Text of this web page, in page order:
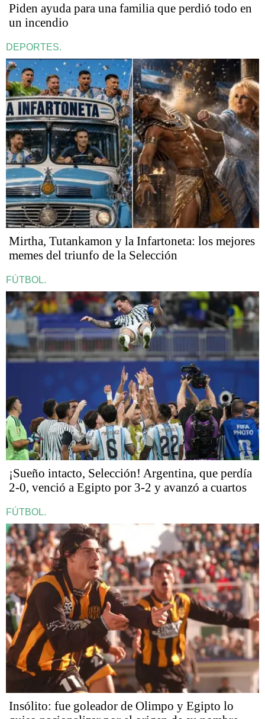
Piden ayuda para una familia que perdió todo en
un incendio
DEPORTES.
Mirtha, Tutankamon y la Infartoneta: los mejores
memes del triunfo de la Selección
FÚTBOL.
¡Sueño intacto, Selección! Argentina, que perdía
2-0, venció a Egipto por 3-2 y avanzó a cuartos
FÚTBOL.
Insólito: fue goleador de Olimpo y Egipto lo